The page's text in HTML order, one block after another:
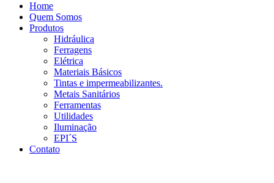
Home
Quem Somos
Produtos
Hidráulica
Ferragens
Elétrica
Materiais Básicos
Tintas e impermeabilizantes.
Metais Sanitários
Ferramentas
Utilidades
Iluminação
EPI´S
Contato